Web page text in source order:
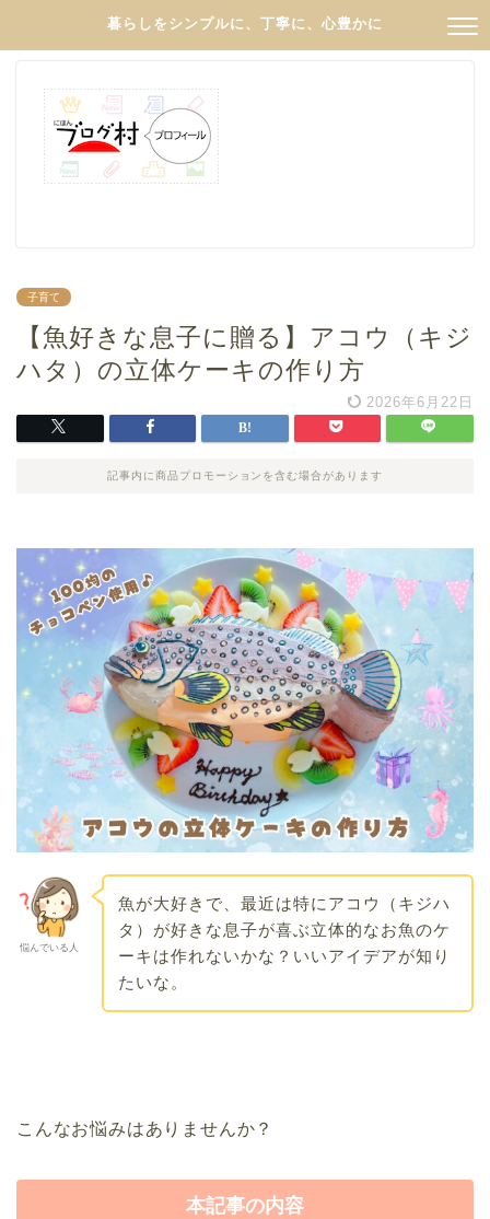
暮らしをシンプルに、丁寧に、心豊かに
子育て
【魚好きな息子に贈る】アコウ（キジ
ハタ）の立体ケーキの作り方
2026年6月22日
記事内に商品プロモーションを含む場合があります
悩んでいる人
魚が大好きで、最近は特にアコウ（キジハ
タ）が好きな息子が喜ぶ立体的なお魚のケ
ーキは作れないかな？いいアイデアが知り
たいな。
こんなお悩みはありませんか？
本記事の内容